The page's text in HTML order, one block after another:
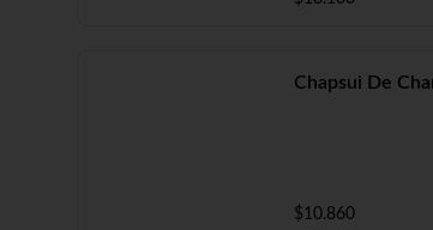
Chapsui De
$10.860